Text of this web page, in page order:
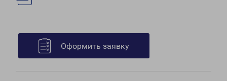
Оформить заявку